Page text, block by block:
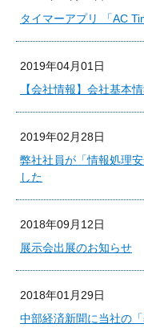
タイマーアプリ 「AC
2019年04月01日
【会社情報】会社基本
2019年02月28日
弊社社員が「情報処理
した
2018年09月12日
展示会出展のお知らせ
2018年01月29日
中部経済新聞に当社の